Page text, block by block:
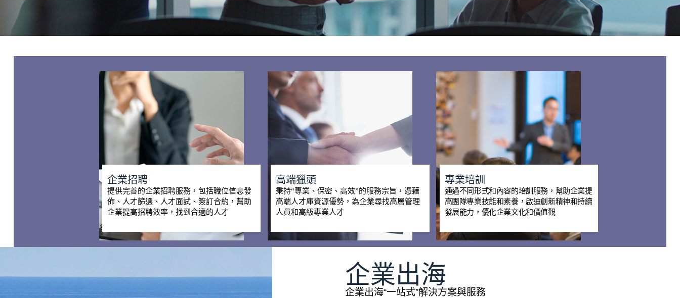
企業招聘
提供完善的企業招聘服務，包括職位信息發
佈、人才篩選、人才面試、簽訂合約，幫助
企業提高招聘效率，找到合適的人才
高端獵頭
秉持“專業、保密、高效”的服務宗旨，憑藉
高端人才庫資源優勢，為企業尋找高層管理
人員和高級專業人才
專業培訓
通過不同形式和內容的培訓服務，幫助企業提
高團隊專業技能和素養，啟迪創新精神和持續
發展能力，優化企業文化和價值觀
企業出海
企業出海“一站式”解決方案與服務